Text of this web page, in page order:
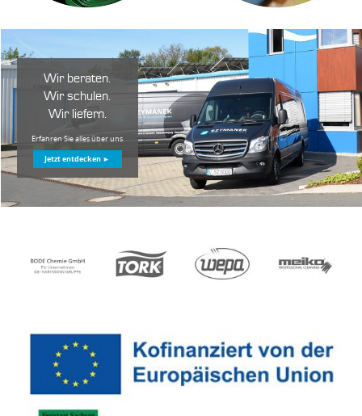
Wir beraten.
Wir schulen.
Wir liefern.
Erfahren Sie alles über uns
Jetzt entdecken ►